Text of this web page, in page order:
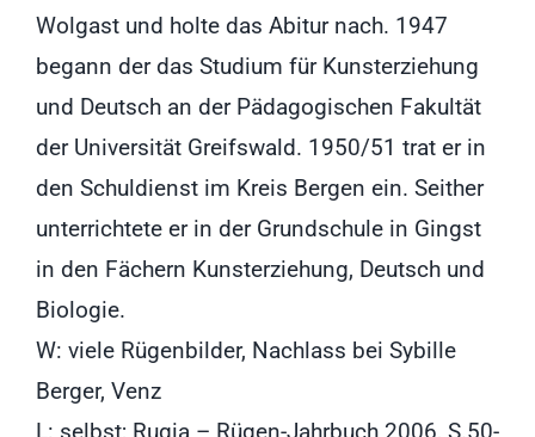
Wolgast und holte das Abitur nach. 1947
begann der das Studium für Kunsterziehung
und Deutsch an der Pädagogischen Fakultät
der Universität Greifswald. 1950/51 trat er in
den Schuldienst im Kreis Bergen ein. Seither
unterrichtete er in der Grundschule in Gingst
in den Fächern Kunsterziehung, Deutsch und
Biologie.
W: viele Rügenbilder, Nachlass bei Sybille
Berger, Venz